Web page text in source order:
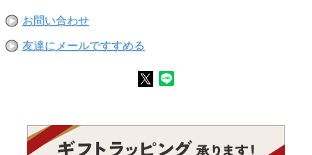
お問い合わせ
友達にメールですすめる